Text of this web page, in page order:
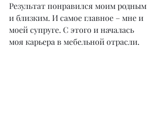
Результат понравился моим родным
и близким. И самое главное – мне и
моей супруге. С этого и началась
моя карьера в мебельной отрасли.